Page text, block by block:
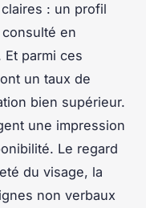
: un profil
en
Et parmi ces
un taux de
bien supérieur.
une impression
Le regard
du visage, la
non verbaux